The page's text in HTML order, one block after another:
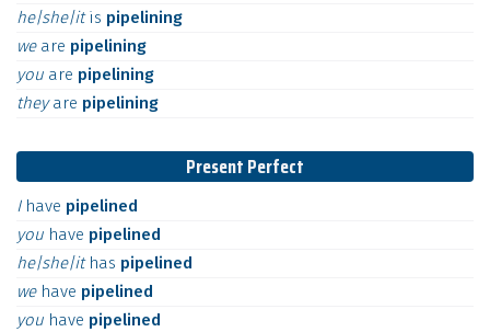
he|she|itis pipelining
we are pipelining
you are pipelining
theyare pipelining
Present Perfect
I have pipelined
you have pipelined
he|she|it has pipelined
we have pipelined
you have pipelined